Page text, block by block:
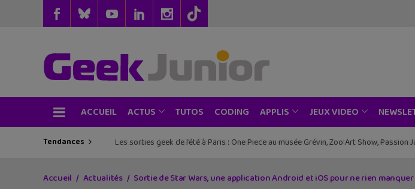
ACCUEIL ACTUS TUTOS CODING APPLIS JEUX VIDEO
Tendances Les sorties geek de l’été à Paris : One Piece au musée Grévin, Zoo Art Show, Passion
Accueil Actualités Sortie de Star Wars, une application Android et iOS pour ne rien manquer